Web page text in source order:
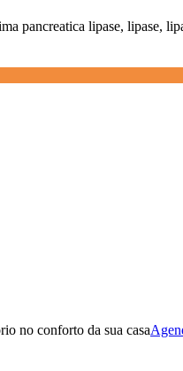
pancreatica lipase, lipase,
no conforto da sua casa